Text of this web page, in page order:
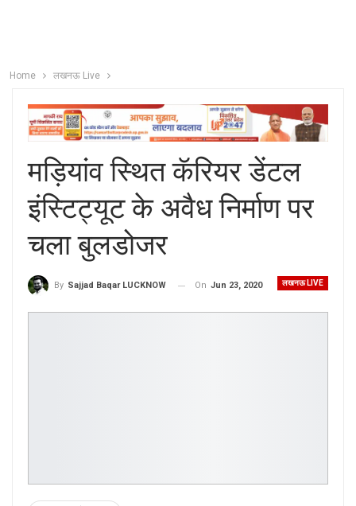
Home लखनऊ Live
मड़ियांव स्थित कॅरियर डेंटल
इंस्टिट्यूट के अवैध निर्माण पर
चला बुलडोजर
लखनऊ LIVE
By Sajjad Baqar LUCKNOW On Jun 23, 2020